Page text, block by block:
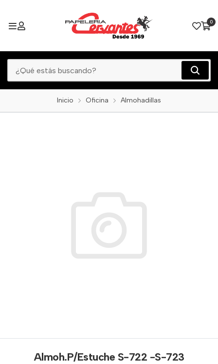
0
Inicio Oficina Almohadillas
Almoh.P/Estuche S-722 -S-723